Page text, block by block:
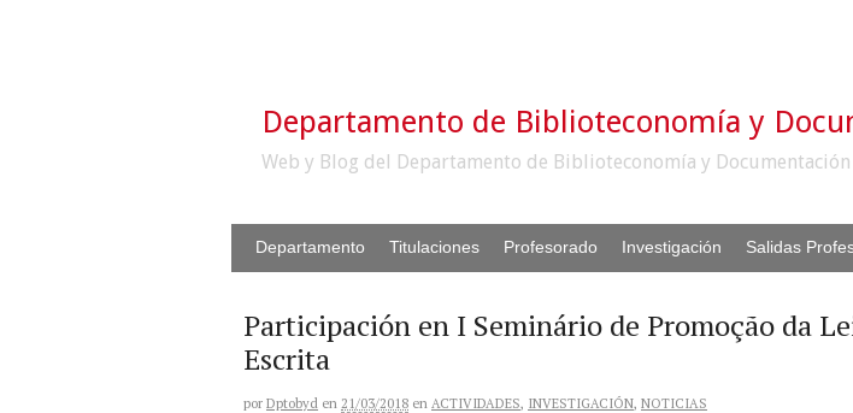
Departamento de Biblioteconomía y
Web y Blog del Departamento de Biblioteconomía y
Departamento Titulaciones Profesorado Investigación Salidas
Participación en I Seminário de Promoção da
Escrita
por Dptobyd en 21/03/2018 en ACTIVIDADES, INVESTIGACIÓN, NOTICIAS